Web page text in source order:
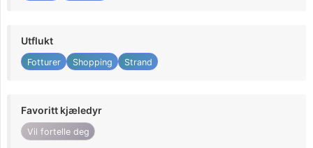
Utflukt
Fotturer Shopping Strand
Favoritt kjæledyr
Vil fortelle deg